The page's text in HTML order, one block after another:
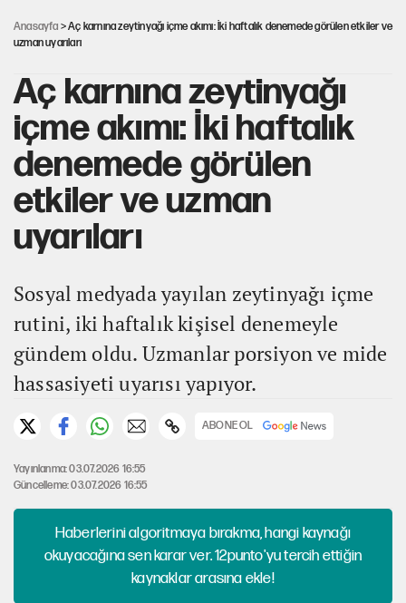
Anasayfa > Aç karnına zeytinyağı içme akımı: İki haftalık denemede görülen etkiler ve
uzman uyarıları
Aç karnına zeytinyağı
içme akımı: İki haftalık
denemede görülen
etkiler ve uzman
uyarıları
Sosyal medyada yayılan zeytinyağı içme
rutini, iki haftalık kişisel denemeyle
gündem oldu. Uzmanlar porsiyon ve mide
hassasiyeti uyarısı yapıyor.
ABONE OL
Yayınlanma: 03.07.2026 16:55
Güncelleme: 03.07.2026 16:55
Haberlerini algoritmaya bırakma, hangi kaynağı
okuyacağına sen karar ver. 12punto'yu tercih ettiğin
kaynaklar arasına ekle!